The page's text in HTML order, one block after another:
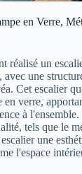
en Verre,
réalisé un
avec une
Cet escalier
en verre,
à
tels que le
une
l'espace